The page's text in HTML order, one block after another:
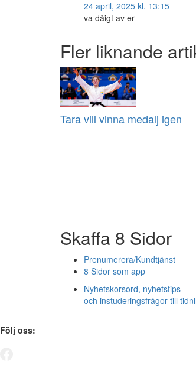
24 april, 2025 kl. 13:15
va dåigt av er
Fler liknande
Tara vill vinna medalj igen
Skaffa 8 Sidor
Prenumerera/Kundtjänst
8 Sidor som app
Nyhetskorsord, nyhetstips
och instuderingsfrågor till
Följ oss: